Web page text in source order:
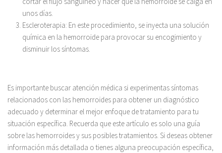
unos días.
Escleroterapia: En este procedimiento, se inyecta una solución
química en la hemorroide para provocar su encogimiento y
disminuir los síntomas.
Es importante buscar atención médica si experimentas síntomas
relacionados con las hemorroides para obtener un diagnóstico
adecuado y determinar el mejor enfoque de tratamiento para tu
situación específica. Recuerda que este artículo es solo una guía
sobre las hemorroides y sus posibles tratamientos. Si deseas obtener
información más detallada o tienes alguna preocupación específica,